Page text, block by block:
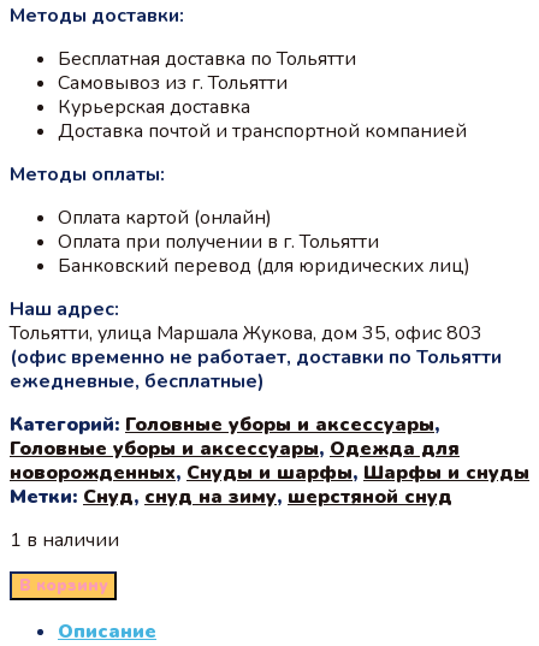
Методы доставки:
Бесплатная доставка по Тольятти
Самовывоз из г. Тольятти
Курьерская доставка
Доставка почтой и транспортной компанией
Методы оплаты:
Оплата картой (онлайн)
Оплата при получении в г. Тольятти
Банковский перевод (для юридических лиц)
Наш адрес:
Тольятти, улица Маршала Жукова, дом 35, офис 803
(офис временно не работает, доставки по Тольятти
ежедневные, бесплатные)
Категорий: Головные уборы и аксессуары,
Головные уборы и аксессуары, Одежда для
новорожденных, Снуды и шарфы, Шарфы и снуды
Метки: Снуд, снуд на зиму, шерстяной снуд
1 в наличии
В корзину
Описание